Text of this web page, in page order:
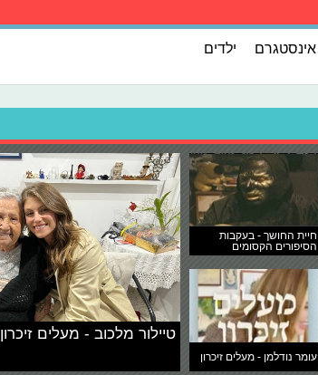
אינסטגרם ילדים
חיית החושך - בעקבות
הסיפורים הקסומים
עומר נודלמן - מעלים זיכרון
טיילור מלכוב - מעלים זיכרון